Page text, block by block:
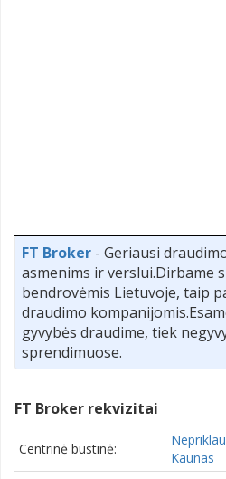
FT Broker - Geriausi
asmenims ir verslui.Dirbame
bendrovėmis Lietuvoje, taip
draudimo
gyvybės draudime, tiek
sprendimuose.
FT Broker rekvizitai
Centrinė būstinė:
Kaunas